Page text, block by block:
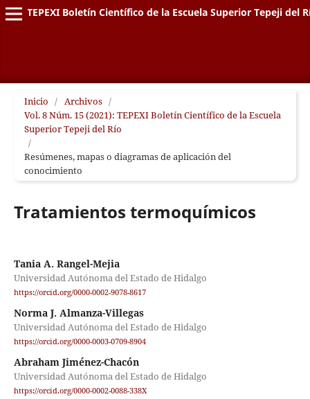
TEPEXI Boletín Científico de la Escuela Superior Tepeji del
Inicio / Archivos /
Vol. 8 Núm. 15 (2021): TEPEXI Boletín Científico de la Escuela
Superior Tepeji del Río
/
Resúmenes, mapas o diagramas de aplicación del
conocimiento
Tratamientos termoquímicos
Tania A. Rangel-Mejia
Universidad Autónoma del Estado de Hidalgo
https://orcid.org/0000-0002-9078-8617
Norma J. Almanza-Villegas
Universidad Autónoma del Estado de Hidalgo
https://orcid.org/0000-0003-0709-8904
Abraham Jiménez-Chacón
Universidad Autónoma del Estado de Hidalgo
https://orcid.org/0000-0002-0088-338X